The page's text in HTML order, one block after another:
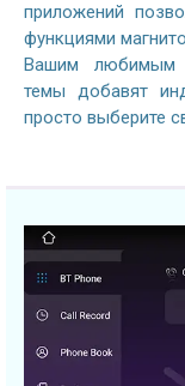
приложений
функциями
Вашим любимым
темы добавят
просто выберите